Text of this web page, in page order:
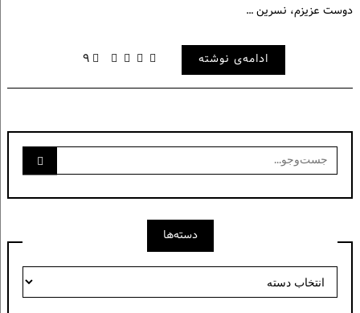
دوست عزیزم، نسرین …
ادامه‌ی نوشته ۹
جست‌وجو
برای:
دسته‌ها
دسته‌ها